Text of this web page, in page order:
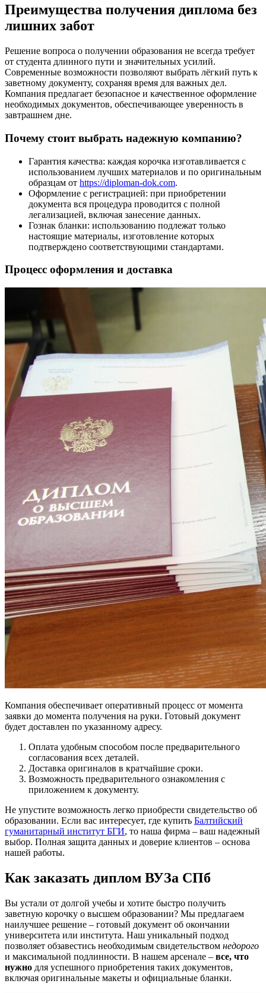
Преимущества получения диплома без
лишних забот
Решение вопроса о получении образования не всегда требует
от студента длинного пути и значительных усилий.
Современные возможности позволяют выбрать лёгкий путь к
заветному документу, сохраняя время для важных дел.
Компания предлагает безопасное и качественное оформление
необходимых документов, обеспечивающее уверенность в
завтрашнем дне.
Почему стоит выбрать надежную компанию?
Гарантия качества: каждая корочка изготавливается с
использованием лучших материалов и по оригинальным
образцам от https://diploman-dok.com.
Оформление с регистрацией: при приобретении
документа вся процедура проводится с полной
легализацией, включая занесение данных.
Гознак бланки: использованию подлежат только
настоящие материалы, изготовление которых
подтверждено соответствующими стандартами.
Процесс оформления и доставка
Компания обеспечивает оперативный процесс от момента
заявки до момента получения на руки. Готовый документ
будет доставлен по указанному адресу.
Оплата удобным способом после предварительного
согласования всех деталей.
Доставка оригиналов в кратчайшие сроки.
Возможность предварительного ознакомления с
приложением к документу.
Не упустите возможность легко приобрести свидетельство об
образовании. Если вас интересует, где купить Балтийский
гуманитарный институт БГИ, то наша фирма – ваш надежный
выбор. Полная защита данных и доверие клиентов – основа
нашей работы.
Как заказать диплом ВУЗа СПб
Вы устали от долгой учебы и хотите быстро получить
заветную корочку о высшем образовании? Мы предлагаем
наилучшее решение – готовый документ об окончании
университета или института. Наш уникальный подход
позволяет обзавестись необходимым свидетельством недорого
и максимальной подлинности. В нашем арсенале – все, что
нужно для успешного приобретения таких документов,
включая оригинальные макеты и официальные бланки.